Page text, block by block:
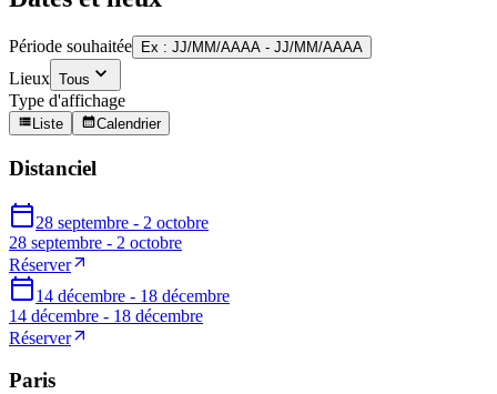
Période souhaitée Ex : JJ/MM/AAAA - JJ/MM/AAAA
Lieux Tous
Type d'affichage
Liste Calendrier
Distanciel
28 septembre - 2 octobre
28 septembre - 2 octobre
Réserver
14 décembre - 18 décembre
14 décembre - 18 décembre
Réserver
Paris